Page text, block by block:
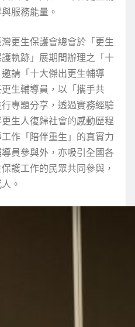
服務能量。
更生保護會總會於「更生
軌跡」展期間辦理之「十
請「十大傑出更生輔導
生輔導員，以「攜手共
專題分享，透過實務經驗
生人復歸社會的感動歷程
作「陪伴重生」的真實力
員參與外，亦吸引全國各
護工作的民眾共同參與，
。